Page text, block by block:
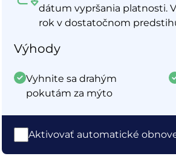
dátum vypršania platnosti.
rok v dostatočnom
Výhody
Vyhnite sa drahým
pokutám za mýto
Aktivovať automatické